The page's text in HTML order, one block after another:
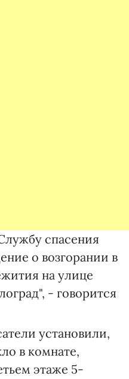
спасения
о возгорании в
на улице
- говорится
установили,
в комнате,
этаже 5-